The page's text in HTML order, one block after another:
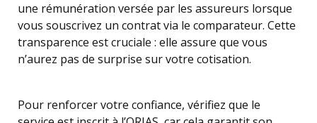
une rémunération versée par les assureurs lorsque
vous souscrivez un contrat via le comparateur. Cette
transparence est cruciale : elle assure que vous
n’aurez pas de surprise sur votre cotisation.
Pour renforcer votre confiance, vérifiez que le